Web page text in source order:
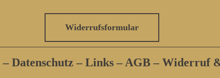
Widerrufsformular
–Datenschutz–Links–AGB–Widerruf